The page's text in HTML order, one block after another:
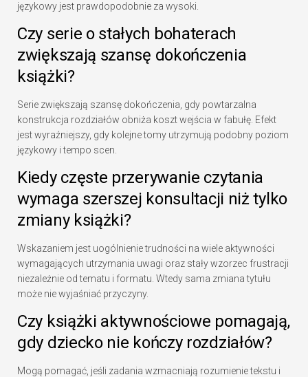
językowy jest prawdopodobnie za wysoki.
Czy serie o stałych bohaterach
zwiększają szansę dokończenia
książki?
Serie zwiększają szansę dokończenia, gdy powtarzalna
konstrukcja rozdziałów obniża koszt wejścia w fabułę. Efekt
jest wyraźniejszy, gdy kolejne tomy utrzymują podobny poziom
językowy i tempo scen.
Kiedy częste przerywanie czytania
wymaga szerszej konsultacji niż tylko
zmiany książki?
Wskazaniem jest uogólnienie trudności na wiele aktywności
wymagających utrzymania uwagi oraz stały wzorzec frustracji
niezależnie od tematu i formatu. Wtedy sama zmiana tytułu
może nie wyjaśniać przyczyny.
Czy książki aktywnościowe pomagają,
gdy dziecko nie kończy rozdziałów?
Mogą pomagać, jeśli zadania wzmacniają rozumienie tekstu i